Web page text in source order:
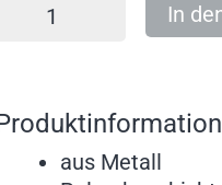
In
aus Metall